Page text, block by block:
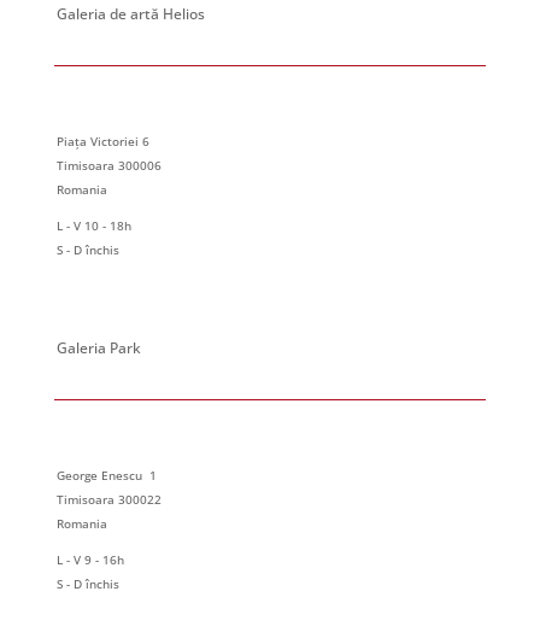
Galeria de artă Helios
Piața Victoriei 6
Timisoara 300006
Romania
L - V 10 - 18h
S - D închis
Galeria Park
George Enescu 1
Timisoara 300022
Romania
L - V 9 - 16h
S - D închis